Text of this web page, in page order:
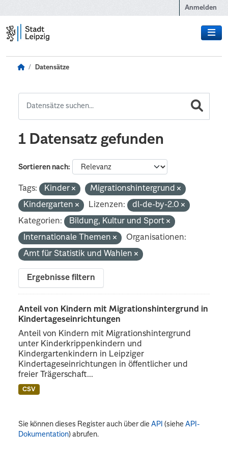
Anmelden
Datensätze
1 Datensatz gefunden
Sortieren nach
Tags: Kinder
Migrationshintergrund
Kindergarten
Lizenzen:
dl-de-by-2.0
Kategorien:
Bildung, Kultur und Sport
Internationale Themen
Organisationen:
Amt für Statistik und Wahlen
Ergebnisse filtern
Anteil von Kindern mit Migrationshintergrund in
Kindertageseinrichtungen
Anteil von Kindern mit Migrationshintergrund
unter Kinderkrippenkindern und
Kindergartenkindern in Leipziger
Kindertageseinrichtungen in öffentlicher und
freier Trägerschaft...
CSV
Sie können dieses Register auch über dieAPI (sieheAPI-
Dokumentation) abrufen.